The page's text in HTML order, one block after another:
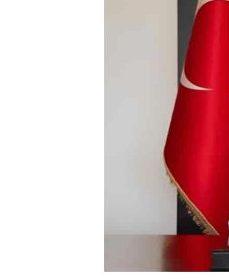
ESKİŞEHİR NÖBETÇİ
Eskişehir Haber İçerikleri
Eskişehir Hava Durumu
Eskişehir Tramvay Saatleri
Eskişehir Otobüs Saatleri